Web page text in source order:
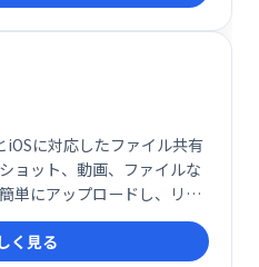
に対応したファイル共有
ョット、動画、ファイルな
単にアップロードし、リン
一般的なストレージサービ
ションにも対応。スムーズ
く見る